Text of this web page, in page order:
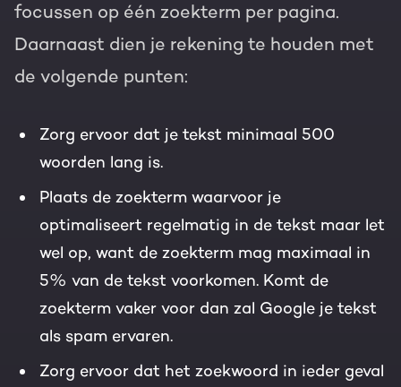
focussen op één zoekterm per pagina.
Daarnaast dien je rekening te houden met
de volgende punten:
Zorg ervoor dat je tekst minimaal 500
woorden lang is.
Plaats de zoekterm waarvoor je
optimaliseert regelmatig in de tekst maar let
wel op, want de zoekterm mag maximaal in
5% van de tekst voorkomen. Komt de
zoekterm vaker voor dan zal Google je tekst
als spam ervaren.
Zorg ervoor dat het zoekwoord in ieder geval